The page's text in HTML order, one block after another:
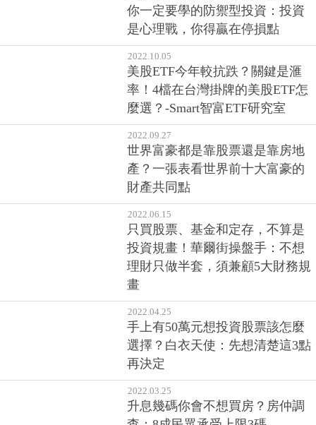
顧問團隊分享獲利3祕訣
2022.12.20
上班族只想穩穩小額獲利就好？
你一定要學的防禦型投資：投資
是心理戰，你得贏在停損點
2022.10.05
美股ETF今年較抗跌？關鍵是滙
率！4檔在台灣掛牌的美股ETF怎
麼選？-Smart智富ETF研究室
2022.09.27
世界富豪都是靠股票還是靠房地
產？一張表看世界前十大富豪的
財產共同點
2022.06.15
只買股票、基金和定存，不算是
投資規畫！華爾街操盤手：不想
理財只做半套，須兼顧5大財務規
畫
2022.04.25
手上有50萬元想投資股票該怎麼
選擇？白衣天使：先想清楚這3點
再決定